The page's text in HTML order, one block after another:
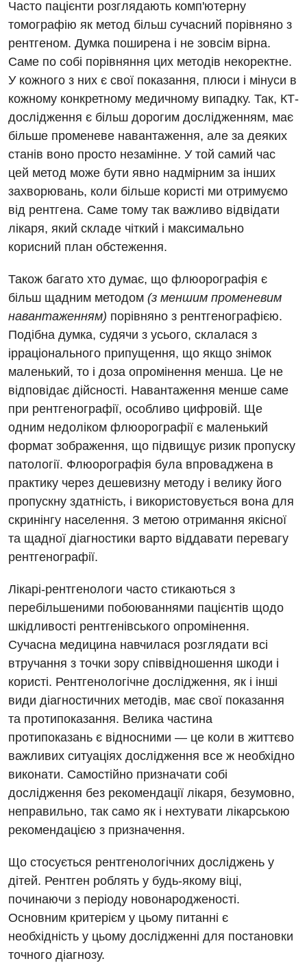
Відгуки
Відео
Рентгенографія
Акушерство і гінекологія
Алергологія, імунологія
Андрологія
Безоплатні послуги
Вакцинація
Гастроентерологія
Гематологія
Дерматовенерологія
Дієтологія
Ендокринологія
Кардіологія
Мамологія
Медична психологія
Онкологічне відділлення
Оториноларингологія
Офтальмологічне відділення
Проктологія
Пульмонологія
Терапія
Травматологія і ортопедія
Урологія
Хірургічне відділення
Для дітей
Дитяча алергологія
Дитяча гастроентерологія
Дитяча гінекологія
Дитяча дерматовенерологія
Дитяча ендокринологія
Декларування
Російська
Часто пацієнти розглядають комп'ютерну
томографію як метод більш сучасний порівняно з
рентгеном. Думка поширена і не зовсім вірна.
Саме по собі порівняння цих методів некоректне.
У кожного з них є свої показання, плюси і мінуси в
кожному конкретному медичному випадку. Так, КТ-
дослідження є більш дорогим дослідженням, має
більше променеве навантаження, але за деяких
станів воно просто незамінне. У той самий час
цей метод може бути явно надмірним за інших
захворювань, коли більше користі ми отримуємо
від рентгена. Саме тому так важливо відвідати
лікаря, який складе чіткий і максимально
корисний план обстеження.
Також багато хто думає, що флюорографія є
більш щадним методом (з меншим променевим
навантаженням) порівняно з рентгенографією.
Подібна думка, судячи з усього, склалася з
ірраціонального припущення, що якщо знімок
маленький, то і доза опромінення менша. Це не
відповідає дійсності. Навантаження менше саме
при рентгенографії, особливо цифровій. Ще
одним недоліком флюорографії є маленький
формат зображення, що підвищує ризик пропуску
патології. Флюорографія була впроваджена в
практику через дешевизну методу і велику його
пропускну здатність, і використовується вона для
скринінгу населення. З метою отримання якісної
та щадної діагностики варто віддавати перевагу
рентгенографії.
Лікарі-рентгенологи часто стикаються з
перебільшеними побоюваннями пацієнтів щодо
шкідливості рентгенівського опромінення.
Сучасна медицина навчилася розглядати всі
втручання з точки зору співвідношення шкоди і
користі. Рентгенологічне дослідження, як і інші
види діагностичних методів, має свої показання
та протипоказання. Велика частина
протипоказань є відносними — це коли в життєво
важливих ситуаціях дослідження все ж необхідно
виконати. Самостійно призначати собі
дослідження без рекомендації лікаря, безумовно,
неправильно, так само як і нехтувати лікарською
рекомендацією з призначення.
Що стосується рентгенологічних досліджень у
дітей. Рентген роблять у будь-якому віці,
починаючи з періоду новонародженості.
Основним критерієм у цьому питанні є
необхідність у цьому дослідженні для постановки
точного діагнозу.